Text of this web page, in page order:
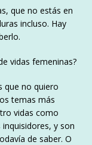
que no estás en
incluso. Hay
vidas femeninas?
que no quiero
temas más
vidas como
y son
de saber. O